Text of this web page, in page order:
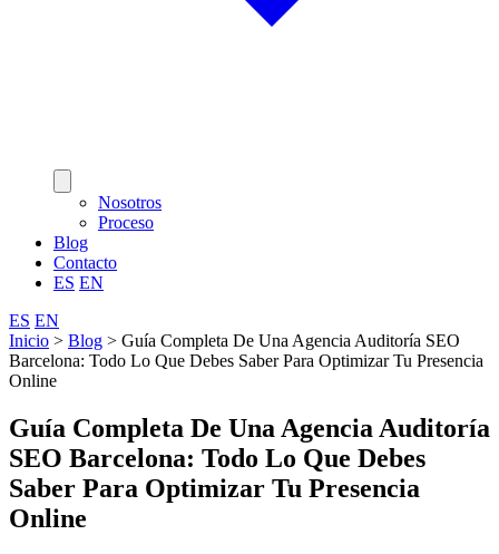
Nosotros
Proceso
Blog
Contacto
ES EN
ES EN
Inicio > Blog > Guía Completa De Una Agencia Auditoría SEO
Barcelona: Todo Lo Que Debes Saber Para Optimizar Tu Presencia
Online
Guía Completa De Una Agencia Auditoría
SEO Barcelona: Todo Lo Que Debes
Saber Para Optimizar Tu Presencia
Online